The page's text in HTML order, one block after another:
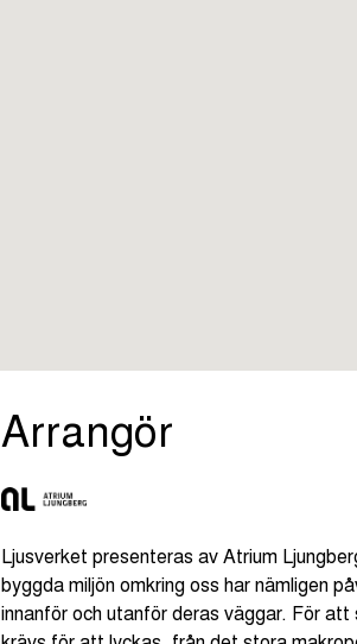
Arrangör
Ljusverket presenteras av Atrium
byggda miljön omkring oss har nämligen
innanför och utanför deras väggar. För